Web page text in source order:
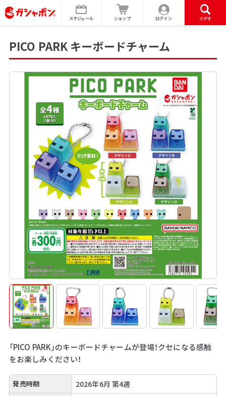
スケジュール ショップ ログイン さがす
PICO PARK キーボードチャーム
「PICO PARK」のキーボードチャームが登場！クセになる感触
をお楽しみください！
発売時期 2026年6月 第4週